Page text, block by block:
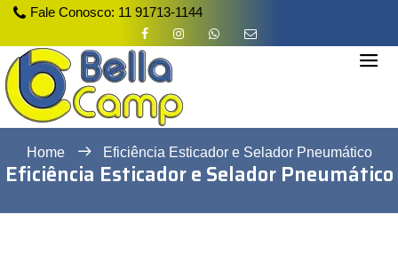
Fale Conosco: 11 91713-1144
Home Eficiência Esticador e Selador Pneumático
Eficiência Esticador e Selador Pneumático